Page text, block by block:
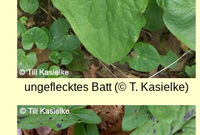
ungeflecktes Batt (© T. Kasielke)
Bild